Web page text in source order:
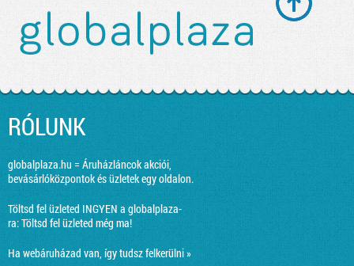
RÓLUNK
globalplaza.hu = Áruházláncok akciói,
bevásárlóközpontok és üzletek egy oldalon.
Töltsd fel üzleted INGYEN a globalplaza-
ra:Töltsd fel üzleted még ma!
Ha webáruházad van, így tudsz felkerülni »